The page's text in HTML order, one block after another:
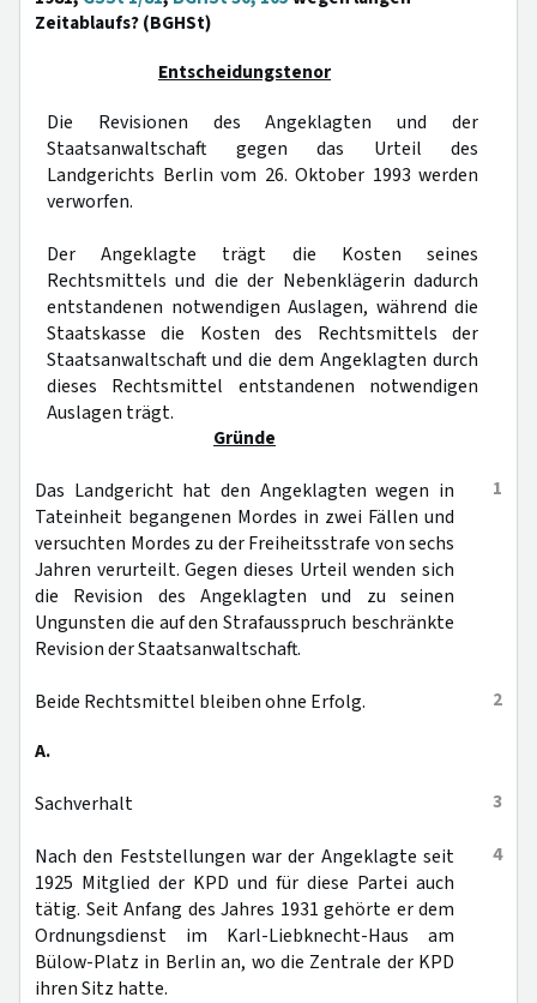
Zeitablaufs? (BGHSt)
Entscheidungstenor
Die Revisionen des Angeklagten und der
Staatsanwaltschaft gegen das Urteil des
Landgerichts Berlin vom 26. Oktober 1993 werden
verworfen.
Der Angeklagte trägt die Kosten seines
Rechtsmittels und die der Nebenklägerin dadurch
entstandenen notwendigen Auslagen, während die
Staatskasse die Kosten des Rechtsmittels der
Staatsanwaltschaft und die dem Angeklagten durch
dieses Rechtsmittel entstandenen notwendigen
Auslagen trägt.
Gründe
1
Das Landgericht hat den Angeklagten wegen in
Tateinheit begangenen Mordes in zwei Fällen und
versuchten Mordes zu der Freiheitsstrafe von sechs
Jahren verurteilt. Gegen dieses Urteil wenden sich
die Revision des Angeklagten und zu seinen
Ungunsten die auf den Strafausspruch beschränkte
Revision der Staatsanwaltschaft.
2
Beide Rechtsmittel bleiben ohne Erfolg.
A.
3
Sachverhalt
4
Nach den Feststellungen war der Angeklagte seit
1925 Mitglied der KPD und für diese Partei auch
tätig. Seit Anfang des Jahres 1931 gehörte er dem
Ordnungsdienst im Karl-Liebknecht-Haus am
Bülow-Platz in Berlin an, wo die Zentrale der KPD
ihren Sitz hatte.